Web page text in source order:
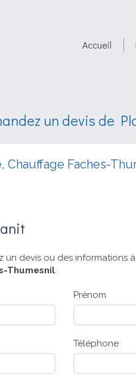
Accueil
un devis de
Faches-
un devis ou des informations
Thumesnil.
Prénom
Téléphone